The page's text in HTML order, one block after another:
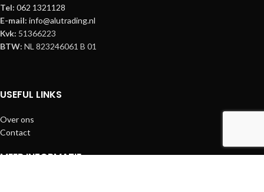
Tel: 062 1321128
E-mail: info@alutrading.nl
Kvk: 51366223
BTW: NL 823246061 B 01
USEFUL LINKS
Over ons
Contact
MEER INFORMATIE